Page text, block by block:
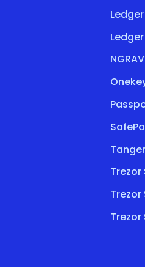
Trezor
Trezor
Trezor